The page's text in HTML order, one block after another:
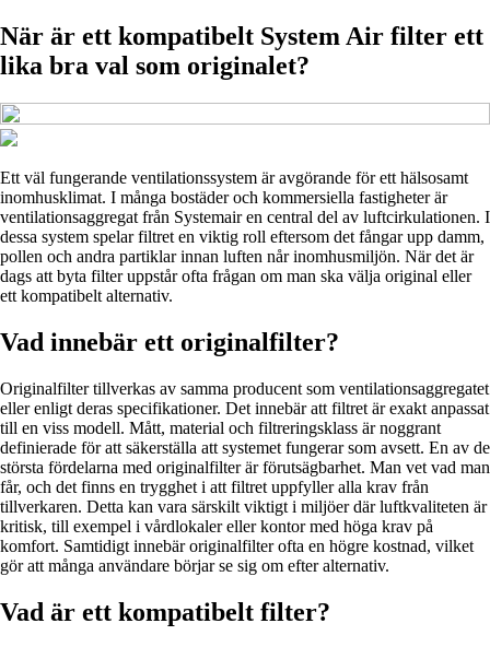
När är ett kompatibelt System Air filter ett
lika bra val som originalet?
Ett väl fungerande ventilationssystem är avgörande för ett hälsosamt
inomhusklimat. I många bostäder och kommersiella fastigheter är
ventilationsaggregat från Systemair en central del av luftcirkulationen. I
dessa system spelar filtret en viktig roll eftersom det fångar upp damm,
pollen och andra partiklar innan luften når inomhusmiljön. När det är
dags att byta filter uppstår ofta frågan om man ska välja original eller
ett kompatibelt alternativ.
Vad innebär ett originalfilter?
Originalfilter tillverkas av samma producent som ventilationsaggregatet
eller enligt deras specifikationer. Det innebär att filtret är exakt anpassat
till en viss modell. Mått, material och filtreringsklass är noggrant
definierade för att säkerställa att systemet fungerar som avsett. En av de
största fördelarna med originalfilter är förutsägbarhet. Man vet vad man
får, och det finns en trygghet i att filtret uppfyller alla krav från
tillverkaren. Detta kan vara särskilt viktigt i miljöer där luftkvaliteten är
kritisk, till exempel i vårdlokaler eller kontor med höga krav på
komfort. Samtidigt innebär originalfilter ofta en högre kostnad, vilket
gör att många användare börjar se sig om efter alternativ.
Vad är ett kompatibelt filter?